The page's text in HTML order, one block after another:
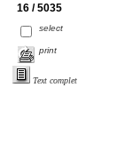
16 / 5035
select
print
Text complet